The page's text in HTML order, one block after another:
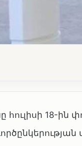
հուլիսի 18-